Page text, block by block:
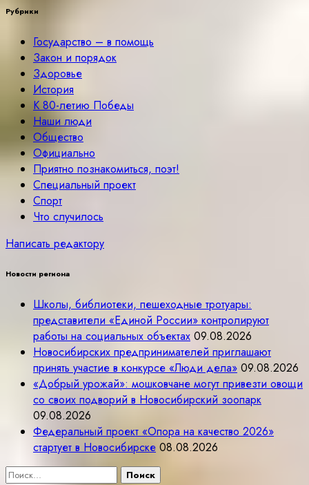
Рубрики
Государство – в помощь
Закон и порядок
Здоровье
История
К 80-летию Победы
Наши люди
Общество
Официально
Приятно познакомиться, поэт!
Специальный проект
Спорт
Что случилось
Написать редактору
Новости региона
Школы, библиотеки, пешеходные тротуары:
представители «Единой России» контролируют
работы на социальных объектах 09.08.2026
Новосибирских предпринимателей приглашают
принять участие в конкурсе «Люди дела» 09.08.2026
«Добрый урожай»: мошковчане могут привезти овощи
со своих подворий в Новосибирский зоопарк
09.08.2026
Федеральный проект «Опора на качество 2026»
стартует в Новосибирске 08.08.2026
Найти: